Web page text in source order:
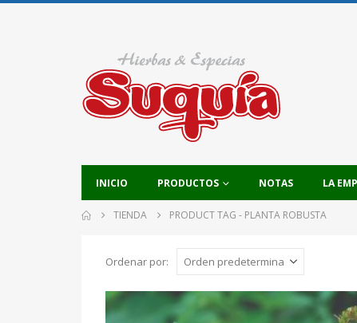
INICIO PRODUCTOS NOTAS LA
TIENDA PRODUCT TAG - PLANTA ROBUSTA
Ordenar por: